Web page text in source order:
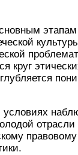
этапам
круг